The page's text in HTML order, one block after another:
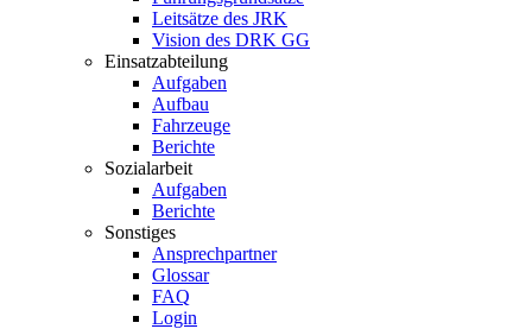
Leitsätze des JRK
Vision des DRK GG
Einsatzabteilung
Aufgaben
Aufbau
Fahrzeuge
Berichte
Sozialarbeit
Aufgaben
Berichte
Sonstiges
Ansprechpartner
Glossar
FAQ
Login